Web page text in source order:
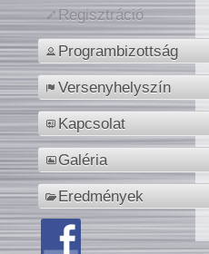
Regisztráció
Programbizottság
Versenyhelyszín
Kapcsolat
Galéria
Eredmények